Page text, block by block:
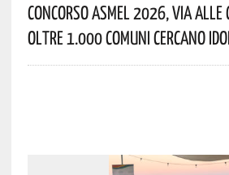
Concorso Asmel 2026, Via Alle
Oltre 1.000 Comuni Cercano